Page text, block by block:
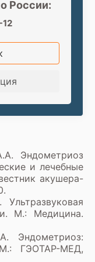
России:
Эндометриоз
и лечебные
акушера-
М.: Медицина.
Эндометриоз:
ГЭОТАР-МЕД,